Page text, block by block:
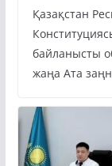
Қазақстан
байланысты
жаңа Ата